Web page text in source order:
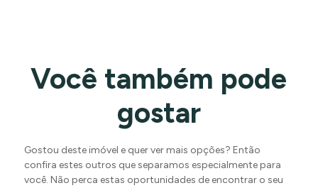
Você também pode
gostar
Gostou deste imóvel e quer ver mais opções? Então
confira estes outros que separamos especialmente para
você. Não perca estas oportunidades de encontrar o seu